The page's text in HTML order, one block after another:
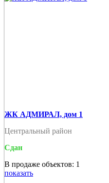
ЖК АДМИРАЛ, дом 1
Центральный район
Сдан
В продаже объектов: 1
показать